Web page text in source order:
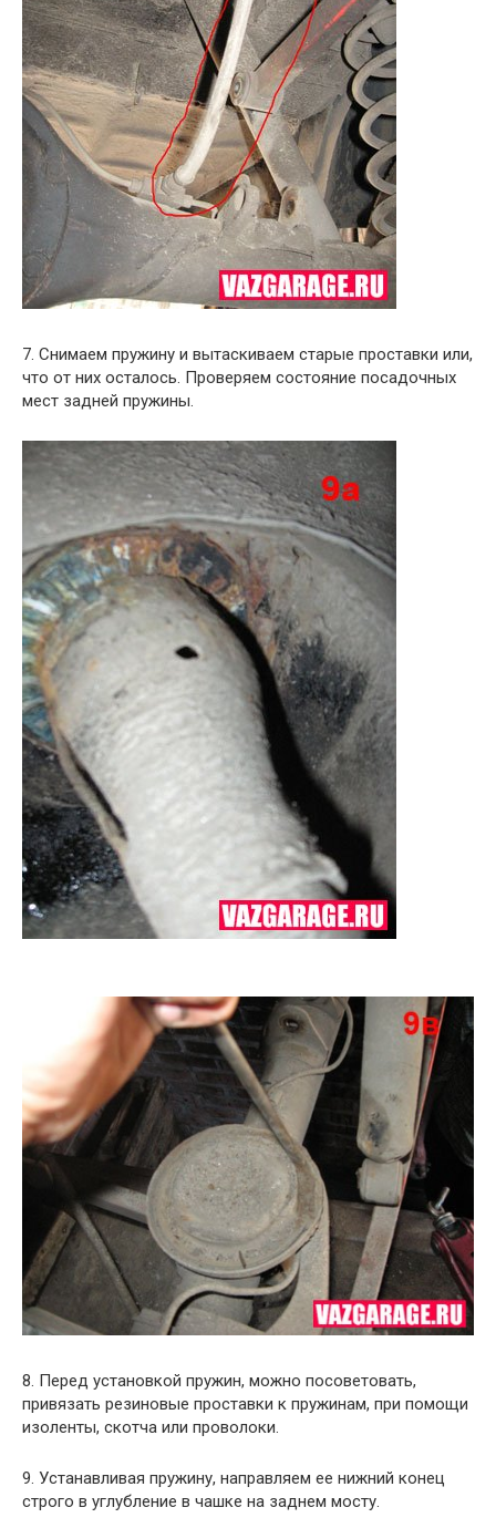
7. Снимаем пружину и вытаскиваем старые проставки или,
что от них осталось. Проверяем состояние посадочных
мест задней пружины.
8. Перед установкой пружин, можно посоветовать,
привязать резиновые проставки к пружинам, при помощи
изоленты, скотча или проволоки.
9. Устанавливая пружину, направляем ее нижний конец
строго в углубление в чашке на заднем мосту.